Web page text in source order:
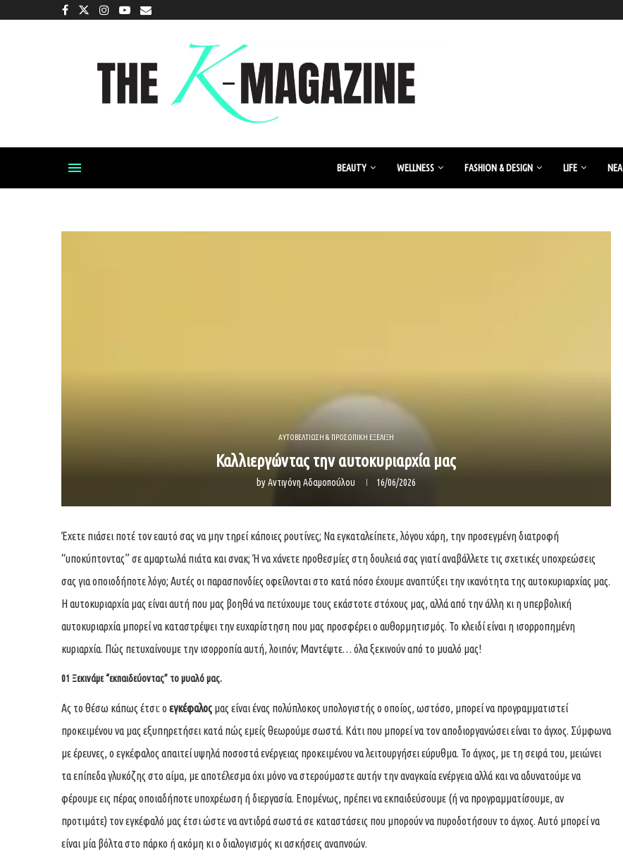
BEAUTY WELLNESS FASHION & DESIGN LIFE ΝΈΑ
ΑΥΤΟΒΕΛΤΙΩΣΗ & ΠΡΟΣΩΠΙΚΗ ΕΞΕΛΙΞΗ
Καλλιεργώντας την αυτοκυριαρχία μας
byΑντιγόνη Αδαμοπούλου 16/06/2026
Έχετε πιάσει ποτέ τον εαυτό σας να μην τηρεί κάποιες ρουτίνες; Να εγκαταλείπετε, λόγου χάρη, την προσεγμένη διατροφή
“υποκύπτοντας” σε αμαρτωλά πιάτα και σνακ; Ή να χάνετε προθεσμίες στη δουλειά σας γιατί αναβάλλετε τις σχετικές υποχρεώσεις
σας για οποιοδήποτε λόγο; Αυτές οι παρασπονδίες οφείλονται στο κατά πόσο έχουμε αναπτύξει την ικανότητα της αυτοκυριαρχίας μας.
Η αυτοκυριαρχία μας είναι αυτή που μας βοηθά να πετύχουμε τους εκάστοτε στόχους μας, αλλά από την άλλη κι η υπερβολική
αυτοκυριαρχία μπορεί να καταστρέψει την ευχαρίστηση που μας προσφέρει ο αυθορμητισμός. Το κλειδί είναι η ισορροπημένη
κυριαρχία. Πώς πετυχαίνουμε την ισορροπία αυτή, λοιπόν; Μαντέψτε… όλα ξεκινούν από το μυαλό μας!
01 Ξεκινάμε “εκπαιδεύοντας” το μυαλό μας.
Ας το θέσω κάπως έτσι: ο εγκέφαλος μας είναι ένας πολύπλοκος υπολογιστής ο οποίος, ωστόσο, μπορεί να προγραμματιστεί
προκειμένου να μας εξυπηρετήσει κατά πώς εμείς θεωρούμε σωστά. Κάτι που μπορεί να τον αποδιοργανώσει είναι το άγχος. Σύμφωνα
με έρευνες, ο εγκέφαλος απαιτεί υψηλά ποσοστά ενέργειας προκειμένου να λειτουργήσει εύρυθμα. Το άγχος, με τη σειρά του, μειώνει
τα επίπεδα γλυκόζης στο αίμα, με αποτέλεσμα όχι μόνο να στερούμαστε αυτήν την αναγκαία ενέργεια αλλά και να αδυνατούμε να
φέρουμε εις πέρας οποιαδήποτε υποχρέωση ή διεργασία. Επομένως, πρέπει να εκπαιδεύσουμε (ή να προγραμματίσουμε, αν
προτιμάτε) τον εγκέφαλό μας έτσι ώστε να αντιδρά σωστά σε καταστάσεις που μπορούν να πυροδοτήσουν το άγχος. Αυτό μπορεί να
είναι μία βόλτα στο πάρκο ή ακόμη κι ο διαλογισμός κι ασκήσεις αναπνοών.